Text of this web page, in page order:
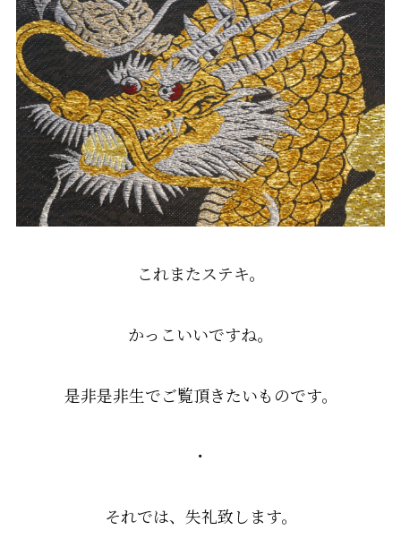
これまたステキ。
かっこいいですね。
是非是非生でご覧頂きたいものです。
・
それでは、失礼致します。